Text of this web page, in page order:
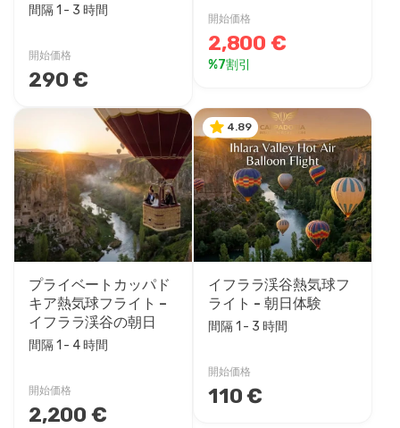
間隔 1 - 3 時間
開始価格
290 €
開始価格
2,800 €
%7割引
プライベートカッパド
キア熱気球フライト –
イフララ渓谷の朝日
間隔 1 - 4 時間
開始価格
2,200 €
4.89
イフララ渓谷熱気球フ
ライト - 朝日体験
間隔 1 - 3 時間
開始価格
110 €